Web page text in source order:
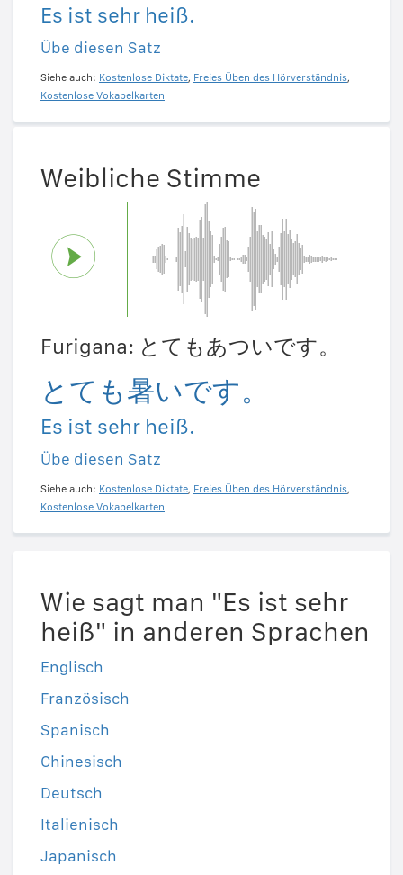
Es ist sehr heiß.
Übe diesen Satz
Siehe auch: Kostenlose Diktate, Freies Üben des Hörverständnis,
Kostenlose Vokabelkarten
Weibliche Stimme
Furigana: とてもあついです。
とても暑いです。
Es ist sehr heiß.
Übe diesen Satz
Siehe auch: Kostenlose Diktate, Freies Üben des Hörverständnis,
Kostenlose Vokabelkarten
Wie sagt man "Es ist sehr
heiß" in anderen Sprachen
Englisch
Französisch
Spanisch
Chinesisch
Deutsch
Italienisch
Japanisch